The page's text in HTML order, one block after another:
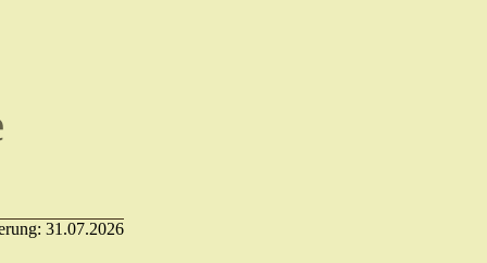
31.07.2026
** NEU: BITCOIN akzeptiert **